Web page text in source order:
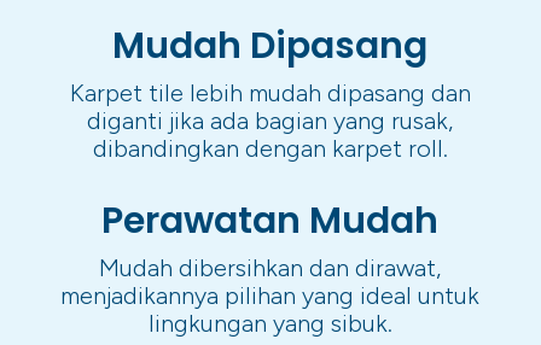
Mudah Dipasang
Karpet tile lebih mudah dipasang dan
diganti jika ada bagian yang rusak,
dibandingkan dengan karpet roll.
Perawatan Mudah
Mudah dibersihkan dan dirawat,
menjadikannya pilihan yang ideal untuk
lingkungan yang sibuk.